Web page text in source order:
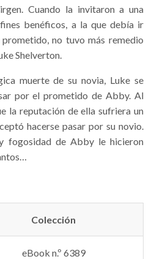
Cuando la invitaron a una
benéficos, a la que debía ir
prometido, no tuvo más remedio
Shelverton.
muerte de su novia, Luke se
por el prometido de Abby. Al
la reputación de ella sufriera un
hacerse pasar por su novio.
fogosidad de Abby le hicieron
Colección
eBook n.º 6389